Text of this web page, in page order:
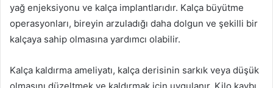
yağ enjeksiyonu ve kalça implantlarıdır. Kalça büyütme
operasyonları, bireyin arzuladığı daha dolgun ve şekilli bir
kalçaya sahip olmasına yardımcı olabilir.
Kalça kaldırma ameliyatı, kalça derisinin sarkık veya düşük